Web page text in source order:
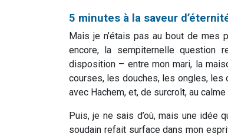
5 minutes à la saveur
Mais je n’étais pas au bout de mes
encore, la sempiternelle question
disposition – entre mon mari, la
courses, les douches, les ongles, les
avec Hachem, et, de surcroît, au calme
Puis, je ne sais d’où, mais une idée
soudain refait surface dans mon